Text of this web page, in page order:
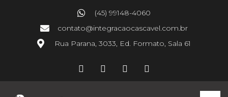
(45) 99148-4060
contato@integracaocascavel.com.br
Rua Parana, 3033, Ed. Formato, Sala 61